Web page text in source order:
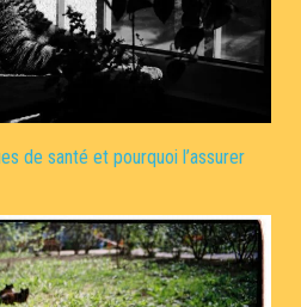
de santé et pourquoi l’assurer